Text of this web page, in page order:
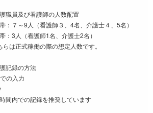
職員及び看護師の人数配置
：７～9人（看護師３、4名、介護士４、5名）
：3人（看護師1名、介護士2名）
らは正式稼働の際の想定人数です。
記録の方法
の入力
間内での記録を推奨しています